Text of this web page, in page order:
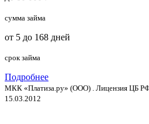
сумма займа
от 5 до 168 дней
срок займа
Подробнее
МКК «Платиза.ру» (ООО) . Лицензия ЦБ
15.03.2012